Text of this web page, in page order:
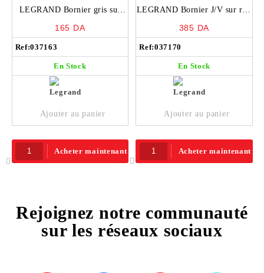
LEGRAND Bornier gris sur
165 DA
Ref:037163
En Stock
Ajouter au panier
Acheter maintenant
LEGRAND Bornier J/V sur rail
385 DA
Ref:037170
En Stock
Ajouter au panier
Acheter maintenant
Rejoignez notre communauté
sur les réseaux sociaux